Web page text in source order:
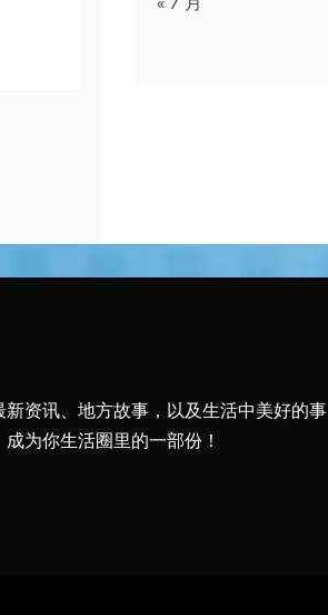
资讯、地方故事，以及生活中美好的事
为你生活圈里的一部份！